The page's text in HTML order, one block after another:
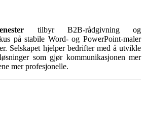
tilbyr B2B-rådgivning og
på stabile Word- og PowerPoint-maler
Selskapet hjelper bedrifter med å utvikle
som gjør kommunikasjonen mer
mer profesjonelle.